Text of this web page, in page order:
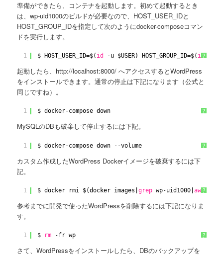
準備ができたら、コンテナを起動します。初めて起動するとき
は、wp-uid1000のビルドが必要なので、HOST_USER_IDと
HOST_GROUP_IDを指定して次のようにdocker-composeコマン
ドを実行します。
?
1 $ HOST_USER_ID=$( id -u $USER) HOST_GROUP_ID=$( id
起動したら、http://localhost:8000/ へアクセスするとWordPress
をインストールできます。通常の停止は下記になります（公式と
同じですね）。
?
1 $ docker-compose down
MySQLのDBも破棄して停止するには下記。
?
1 $ docker-compose down --volume
カスタム作成したWordPress Dockerイメージを破棄するには下
記。
?
1 $ docker rmi $(docker images|grep wp-uid1000|awk
参考までに開発で使ったWordPressを削除するには下記になりま
す。
?
1 $ rm -fr wp
さて、WordPressをインストールしたら、DBのバックアップを